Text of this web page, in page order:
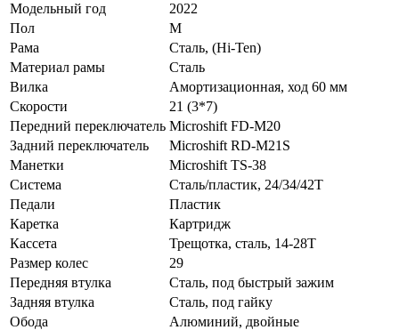
Модельный год
2022
Пол
М
Рама
Сталь, (Hi-Ten)
Материал рамы
Сталь
Вилка
Амортизационная, ход 60 мм
Скорости
21 (3*7)
Передний переключатель Microshift FD-M20
Задний переключатель
Microshift RD-M21S
Манетки
Microshift TS-38
Система
Сталь/пластик, 24/34/42T
Педали
Пластик
Каретка
Картридж
Кассета
Трещотка, сталь, 14-28Т
Размер колес
29
Передняя втулка
Сталь, под быстрый зажим
Задняя втулка
Сталь, под гайку
Обода
Алюминий, двойные